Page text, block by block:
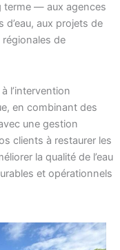
terme — aux agences
aux projets de
de
l’intervention
en combinant des
une gestion
clients à restaurer les
la qualité de l’eau
et opérationnels